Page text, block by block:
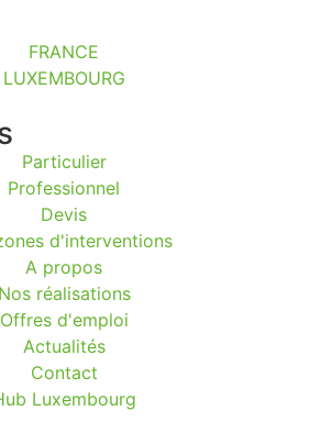
FRANCE
LUXEMBOURG
Particulier
Professionnel
Devis
d'interventions
A propos
Nos réalisations
Offres d'emploi
Actualités
Contact
Luxembourg